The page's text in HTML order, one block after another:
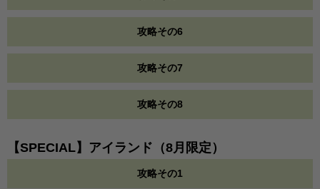
攻略その6
攻略その7
攻略その8
【SPECIAL】アイランド（8月限定）
攻略その1